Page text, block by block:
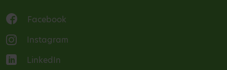
Facebook
Instagram
LinkedIn